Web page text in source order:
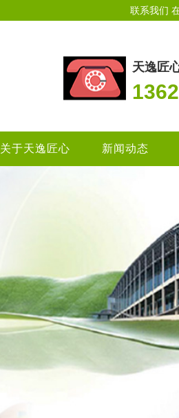
联系我们
天逸匠
关于天逸匠心 新闻动态